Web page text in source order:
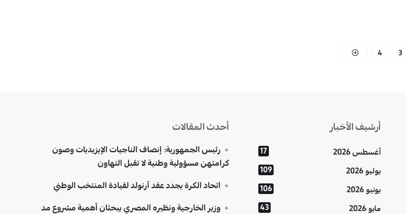
3
4
أرشيف الأخبار
أغسطس 2026 17
يوليو 2026 109
يونيو 2026 106
مايو 2026 43
أحدث المقالات
رئيس الجمهورية: إنصاف الناجيات الإيزيديات وصون
كرامتهن مسؤولية وطنية لا تقبل التهاون
اتحاد الكرة يجدد عقد آرنولد لقيادة المنتخب الوطني
وزير الخارجية ونظيره المصري يبحثان أهمية مشروع مد